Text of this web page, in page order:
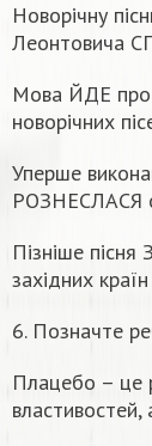
Новорічну
Леонтовича
Мова ЙДЕ про
новорічних
Уперше
РОЗНЕСЛАСЯ
Пізніше
західних
6. Позначте
Плацебо – це
властивостей,